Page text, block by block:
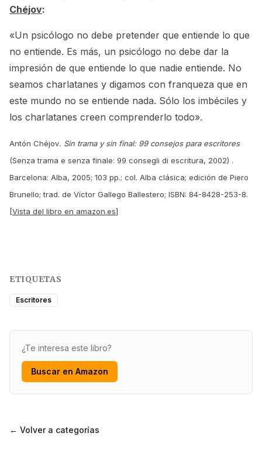
Chéjov:
«Un psicólogo no debe pretender que entiende lo que
no entiende. Es más, un psicólogo no debe dar la
impresión de que entiende lo que nadie entiende. No
seamos charlatanes y digamos con franqueza que en
este mundo no se entiende nada. Sólo los imbéciles y
los charlatanes creen comprenderlo todo».
Antón Chéjov. Sin trama y sin final: 99 consejos para escritores
(Senza trama e senza finale: 99 consegli di escritura, 2002) .
Barcelona: Alba, 2005; 103 pp.; col. Alba clásica; edición de Piero
Brunello; trad. de Víctor Gallego Ballestero; ISBN: 84-8428-253-8.
[Vista del libro en amazon.es]
ETIQUETAS
Escritores
¿Te interesa este libro?
Buscar en Amazon
← Volver a categorías